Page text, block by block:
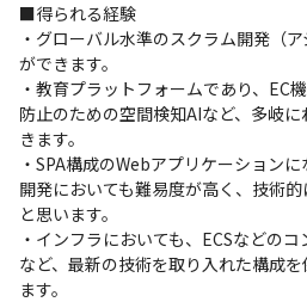
支給PC
現場で選択可能（Windows/Mac）
■得られる経験
・グローバル水準のスクラム開発（
ができます。
・教育プラットフォームであり、EC
防止のための空間検知AIなど、多岐
きます。
・SPA構成のWebアプリケーション
開発においても難易度が高く、技術
と思います。
・インフラにおいても、ECSなどの
など、最新の技術を取り入れた構成
ます。